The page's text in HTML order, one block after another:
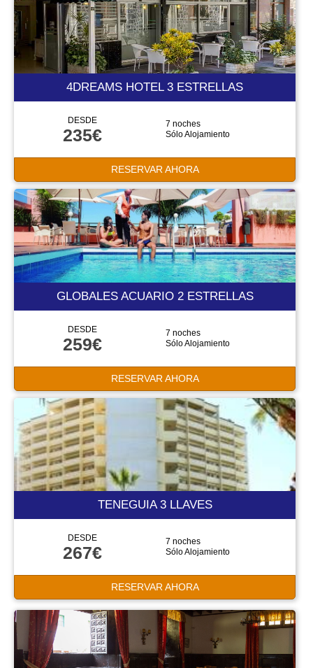
4DREAMS HOTEL 3 ESTRELLAS
DESDE
235€
7 noches
Sólo Alojamiento
RESERVAR AHORA
GLOBALES ACUARIO 2 ESTRELLAS
DESDE
259€
7 noches
Sólo Alojamiento
RESERVAR AHORA
TENEGUIA 3 LLAVES
DESDE
267€
7 noches
Sólo Alojamiento
RESERVAR AHORA